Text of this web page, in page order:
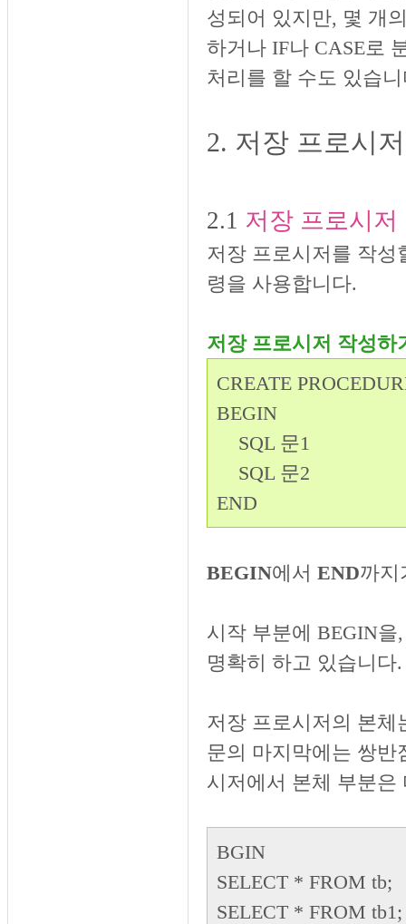
성되어 있지만, 몇 개
하거나 IF나 CASE로
처리를 할 수도 있습
2. 저장 프로시
2.1 저장 프로시저
저장 프로시저를 작성
령을 사용합니다.
저장 프로시저 작성하
CREATE
BEGIN
SQL 문1
SQL 문2
END
BEGIN에서 END까지
시작 부분에 BEGIN
명확히 하고 있습니다.
저장 프로시저의 본체
문의 마지막에는 쌍반
시저에서 본체 부분은
BGIN
SELECT * FROM tb;
SELECT * FROM tb1;